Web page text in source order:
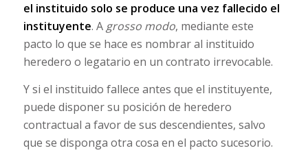
el instituido solo se produce una vez fallecido el
instituyente. A grosso modo, mediante este
pacto lo que se hace es nombrar al instituido
heredero o legatario en un contrato irrevocable.
Y si el instituido fallece antes que el instituyente,
puede disponer su posición de heredero
contractual a favor de sus descendientes, salvo
que se disponga otra cosa en el pacto sucesorio.